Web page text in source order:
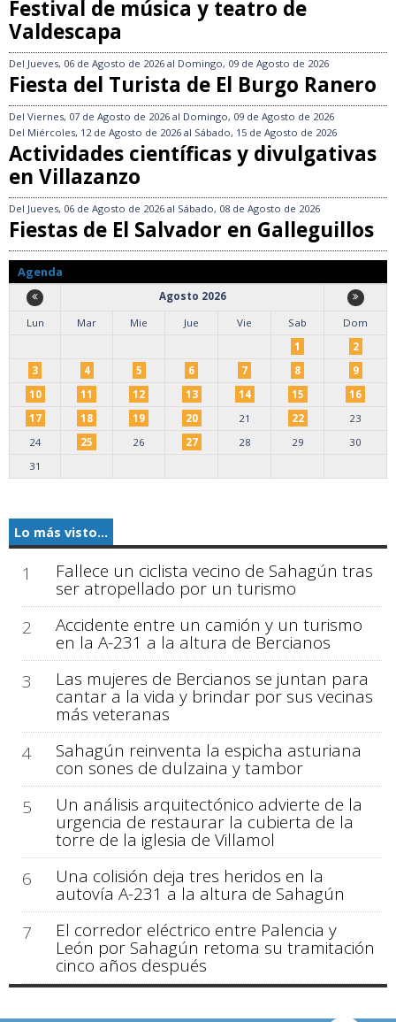
Festival de música y teatro de
Valdescapa
Del Jueves, 06 de Agosto de 2026 al Domingo, 09 de Agosto de 2026
Fiesta del Turista de El Burgo Ranero
Del Viernes, 07 de Agosto de 2026 al Domingo, 09 de Agosto de 2026
Del Miércoles, 12 de Agosto de 2026 al Sábado, 15 de Agosto de 2026
Actividades científicas y divulgativas
en Villazanzo
Del Jueves, 06 de Agosto de 2026 al Sábado, 08 de Agosto de 2026
Fiestas de El Salvador en Galleguillos
Agenda
Agosto 2026
Lun
Mar Mie Jue Vie Sab
Dom
1
2
3
4 5 6 7 8
9
10
11 12 13 14 15
16
17
18 19 20 21 22
23
24
25 26 27 28 29
30
31
Lo más visto...
1 Fallece un ciclista vecino de Sahagún tras
ser atropellado por un turismo
2
Accidente entre un camión y un turismo
en la A-231 a la altura de Bercianos
3
Las mujeres de Bercianos se juntan para
cantar a la vida y brindar por sus vecinas
más veteranas
4
Sahagún reinventa la espicha asturiana
con sones de dulzaina y tambor
5
Un análisis arquitectónico advierte de la
urgencia de restaurar la cubierta de la
torre de la iglesia de Villamol
6
Una colisión deja tres heridos en la
autovía A-231 a la altura de Sahagún
7
El corredor eléctrico entre Palencia y
León por Sahagún retoma su tramitación
cinco años después